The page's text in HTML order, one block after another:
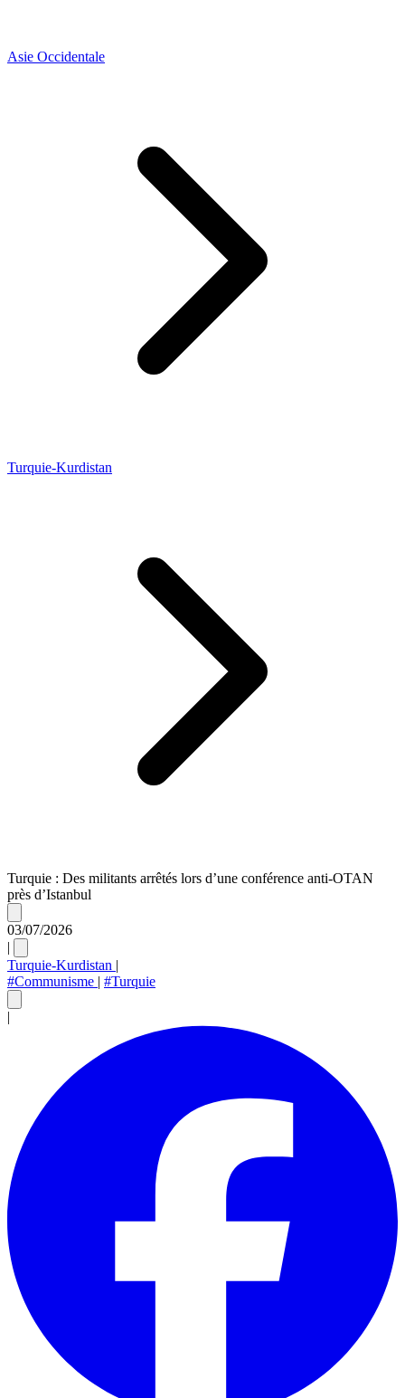
Asie Occidentale
Turquie-Kurdistan
Turquie : Des militants arrêtés lors d’une conférence anti-OTAN
près d’Istanbul
03/07/2026
|
Turquie-Kurdistan |
#Communisme | #Turquie
|